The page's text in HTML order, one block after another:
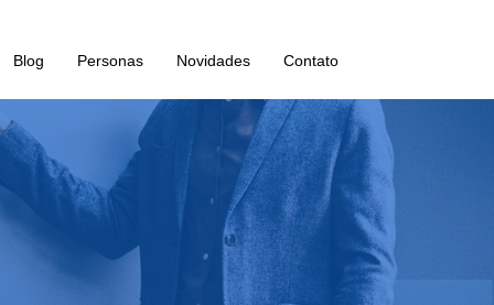
Blog Personas Novidades Contato